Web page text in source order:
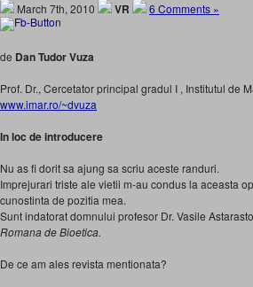
March 7th, 2010 VR 6 Comments »
de Dan Tudor Vuza
Prof. Dr., Cercetator principal gradul I , Institutul de
www.imar.ro/~dvuza
In loc de introducere
Nu as fi dorit sa ajung sa scriu aceste randuri.
Imprejurari triste ale vietii m-au condus la aceasta
cunostinta de pozitia mea.
Sunt indatorat domnului profesor Dr. Vasile
Romana de Bioetica.
De ce am ales revista mentionata?